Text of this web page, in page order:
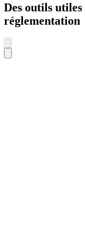
Des outils
réglementation